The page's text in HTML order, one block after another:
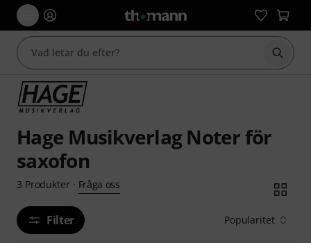
Börja
Hage Musikverlag Noter för
saxofon
3 Produkter· Fråga oss
Filter Popularitet